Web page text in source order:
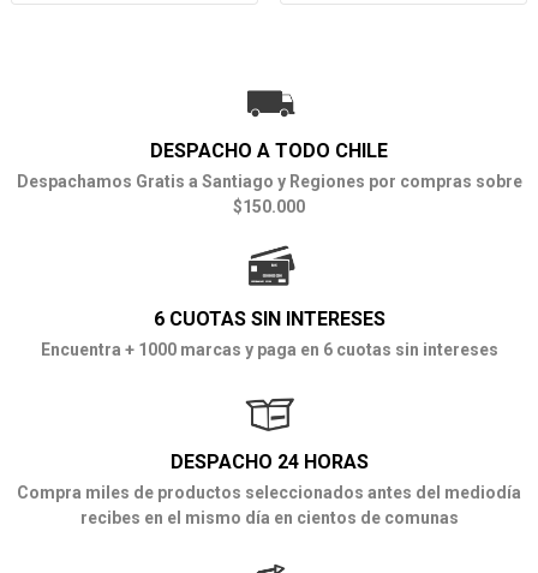
DESPACHO A TODO CHILE
Despachamos Gratis a Santiago y Regiones por compras sobre
$150.000
6 CUOTAS SIN INTERESES
Encuentra + 1000 marcas y paga en 6 cuotas sin intereses
DESPACHO 24 HORAS
Compra miles de productos seleccionados antes del mediodía
recibes en el mismo día en cientos de comunas